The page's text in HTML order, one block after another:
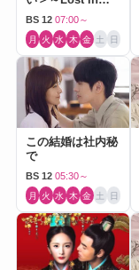
Love～
BS 12 07:00～
月 火 水 木 金 土 日
この結婚は社内秘
で
BS 12 05:30～
月 火 水 木 金 土 日